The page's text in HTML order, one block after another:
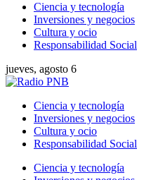
Ciencia y tecnología
Inversiones y negocios
Cultura y ocio
Responsabilidad Social
jueves, agosto 6
Ciencia y tecnología
Inversiones y negocios
Cultura y ocio
Responsabilidad Social
Ciencia y tecnología